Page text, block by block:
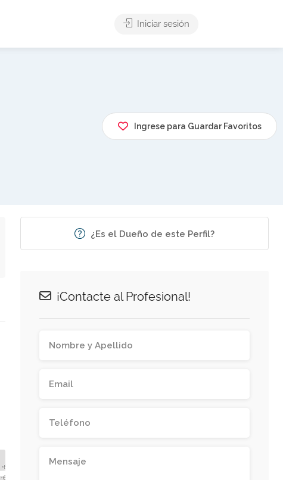
Iniciar sesión
Ingrese para Guardar Favoritos
¿Es el Dueño de este Perfil?
¡Contacte al Profesional!